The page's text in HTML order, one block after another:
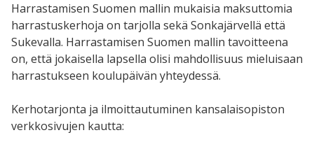
Harrastamisen Suomen mallin mukaisia maksuttomia
harrastuskerhoja on tarjolla sekä Sonkajärvellä että
Sukevalla. Harrastamisen Suomen mallin tavoitteena
on, että jokaisella lapsella olisi mahdollisuus mieluisaan
harrastukseen koulupäivän yhteydessä.
Kerhotarjonta ja ilmoittautuminen kansalaisopiston
verkkosivujen kautta: